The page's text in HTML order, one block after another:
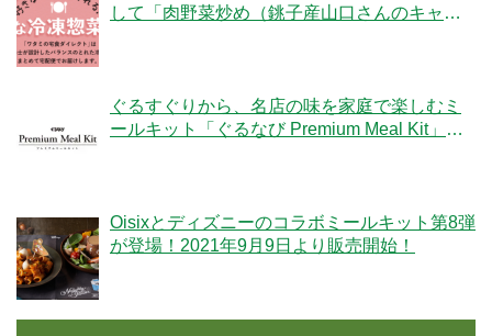
して「肉野菜炒め（銚子産山口さんのキャベ
ぐるすぐりから、名店の味を家庭で楽しむミ
ールキット「ぐるなび Premium Meal Kit」シ
Oisixとディズニーのコラボミールキット第8弾
が登場！2021年9月9日より販売開始！